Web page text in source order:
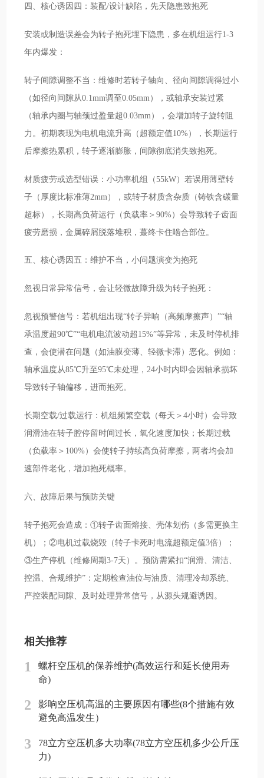
四、核心诱因四：装配/设计缺陷，先天隐患致抱死
安装或制造误差会为转子抱死埋下隐患，多在机组运行1-3
年内爆发：
转子间隙调整不当：维修时若转子轴向、径向间隙调得过小
（如径向间隙从0.1mm调至0.05mm），或轴承安装过紧
（轴承内圈与轴颈过盈量超0.03mm），会增加转子旋转阻
力。初期表现为电机电流升高（超额定值10%），长期运行
后摩擦热累积，转子逐渐膨胀，间隙彻底消失致抱死。
材质疲劳或选型错误：小功率机组（55kW）若误用薄壁转
子（厚度比标准薄2mm），或转子材质含杂质（铸铁含碳量
超标），长期高负荷运行（负载率＞90%）会导致转子齿面
疲劳磨损，金属碎屑脱落堆积，蕞终卡住啮合部位。
五、核心诱因五：维护不当，小问题演变为抱死
忽视日常异常信号，会让轻微故障升级为转子抱死：
忽视预警信号：若机组出现“转子异响（高频摩擦声）”“轴
承温度超90℃”“电机电流波动超15%”等异常，未及时停机排
查，会使潜在问题（如油膜变薄、轻微卡滞）恶化。例如：
轴承温度从85℃升至95℃未处理，24小时内即会因轴承损坏
导致转子轴偏移，进而抱死。
长期空载/过载运行：机组频繁空载（每天＞4小时）会导致
润滑油在转子腔停留时间过长，氧化速度加快；长期过载
（负载率＞100%）会使转子持续高负荷摩擦，两者均会加
速部件老化，增加抱死概率。
六、故障后果与预防关键
转子抱死会造成：①转子齿面熔接、壳体划伤（多需更换主
机）；②电机过载烧毁（转子卡死时电流超额定值3倍）；
③生产停机（维修周期3-7天）。预防需紧扣“润滑、清洁、
控温、合规维护”：定期检查油位与油质、清理冷却系统、
严控装配间隙、及时处理异常信号，从源头规避诱因。
相关推荐
1
螺杆空压机的保养维护(高效运行和延长使用寿
命)
2
影响空压机高温的主要原因有哪些(8个措施有效
避免高温发生）
3
78立方空压机多大功率(78立方空压机多少公斤压
力)